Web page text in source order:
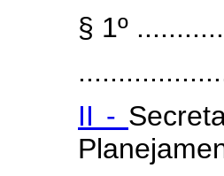
§ 1º
II -